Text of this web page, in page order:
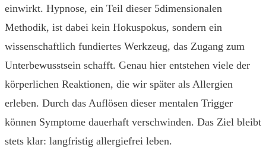
einwirkt. Hypnose, ein Teil dieser 5dimensionalen
Methodik, ist dabei kein Hokuspokus, sondern ein
wissenschaftlich fundiertes Werkzeug, das Zugang zum
Unterbewusstsein schafft. Genau hier entstehen viele der
körperlichen Reaktionen, die wir später als Allergien
erleben. Durch das Auflösen dieser mentalen Trigger
können Symptome dauerhaft verschwinden. Das Ziel bleibt
stets klar: langfristig allergiefrei leben.